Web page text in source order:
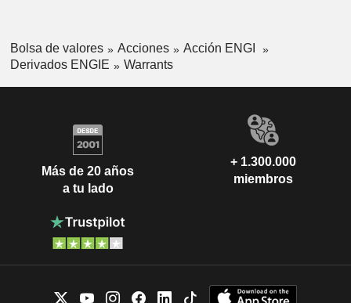
Bolsa de valores Acciones
Acción ENGI
Derivados ENGIE
Warrants
Más de 20 años
a tu lado
+ 1.300.000
miembros